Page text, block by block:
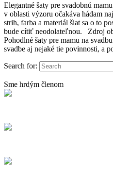
Elegantné šaty pre svadobnú
v oblasti výzoru očakáva hádam
strih, farba a materiál šiat sa o to
bude cítiť neodolateľnou. Zdroj
Pohodlné šaty pre mamu na
svadbe aj nejaké tie povinnosti, a
Search for:
Sme hrdým členom